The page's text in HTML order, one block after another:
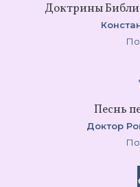
Доктрины
Песнь
Доктор